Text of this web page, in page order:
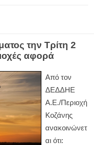
την Τρίτη 2
αφορά
Από τον
ΔΕΔΔΗΕ
Α.Ε./Περιοχή
Κοζάνης
ανακοινώνετ
αι ότι: